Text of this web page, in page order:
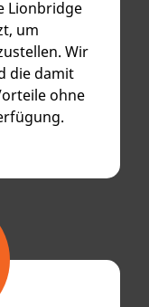
Lionbridge
um
Wir
die damit
ohne